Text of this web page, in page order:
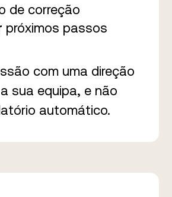
de correção
próximos passos
com uma direção
sua equipa, e não
automático.